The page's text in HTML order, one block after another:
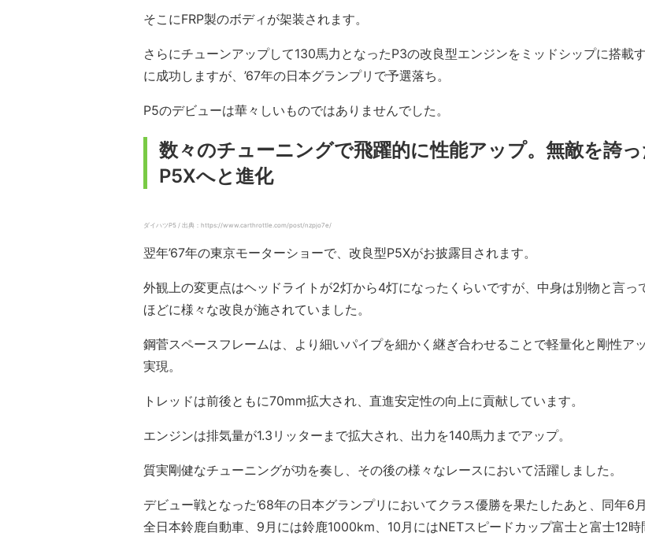
そこにFRP製のボディが架装されます。
さらにチューンアップして130馬力となったP3の改良型エンジンをミッドシップに搭載
に成功しますが、’67年の日本グランプリで予選落ち。
P5のデビューは華々しいものではありませんでした。
数々のチューニングで飛躍的に性能アップ。無敵を誇っ
P5Xへと進化
ダイハツP5 / 出典：https://www.carthrottle.com/post/nzpjo7e/
翌年’67年の東京モーターショーで、改良型P5Xがお披露目されます。
外観上の変更点はヘッドライトが2灯から4灯になったくらいですが、中身は別物と言っ
ほどに様々な改良が施されていました。
鋼菅スペースフレームは、より細いパイプを細かく継ぎ合わせることで軽量化と剛性ア
実現。
トレッドは前後ともに70mm拡大され、直進安定性の向上に貢献しています。
エンジンは排気量が1.3リッターまで拡大され、出力を140馬力までアップ。
質実剛健なチューニングが功を奏し、その後の様々なレースにおいて活躍しました。
デビュー戦となった’68年の日本グランプリにおいてクラス優勝を果たしたあと、同年6
全日本鈴鹿自動車、9月には鈴鹿1000km、10月にはNETスピードカップ富士と富士12時